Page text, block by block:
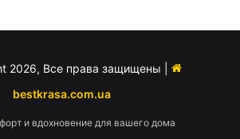
2026, Все права защищены |
bestkrasa.com.ua
и вдохновение для вашего дома